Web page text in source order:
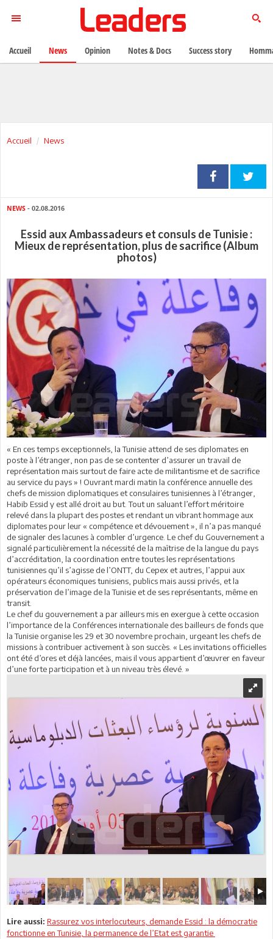
Accueil News
NEWS - 02.08.2016
Essid aux Ambassadeurs et consuls de Tunisie :
Mieux de représentation, plus de sacrifice (Album
photos)
« En ces temps exceptionnels, la Tunisie attend de ses diplomates en
poste à l’étranger, non pas de se contenter d’assurer un travail de
représentation mais surtout de faire acte de militantisme et de sacrifice
au service du pays » ! Ouvrant mardi matin la conférence annuelle des
chefs de mission diplomatiques et consulaires tunisiennes à l’étranger,
Habib Essid y est allé droit au but. Tout un saluant l’effort méritoire
relevé dans la plupart des postes et rendant un vibrant hommage aux
diplomates pour leur « compétence et dévouement », il n’a pas manqué
de signaler des lacunes à combler d’urgence. Le chef du Gouvernement a
signalé particulièrement la nécessité de la maîtrise de la langue du pays
d’accréditation, la coordination entre toutes les représentations
tunisiennes qu’il s’agisse de l’ONTT, du Cepex et autres, l’appui aux
opérateurs économiques tunisiens, publics mais aussi privés, et la
préservation de l’image de la Tunisie et de ses représentants, même en
transit.
Le chef du gouvernement a par ailleurs mis en exergue à cette occasion
l’importance de la Conférences internationale des bailleurs de fonds que
la Tunisie organise les 29 et 30 novembre prochain, urgeant les chefs de
missions à contribuer activement à son succès. « Les invitations officielles
ont été d’ores et déjà lancées, mais il vous appartient d’œuvrer en faveur
d’une forte participation et à un niveau très élevé. »
Lire aussi: Rassurez vos interlocuteurs, demande Essid : la démocratie
fonctionne en Tunisie, la permanence de l’Etat est garantie
Accueil News Opinion Notes & Docs Success story